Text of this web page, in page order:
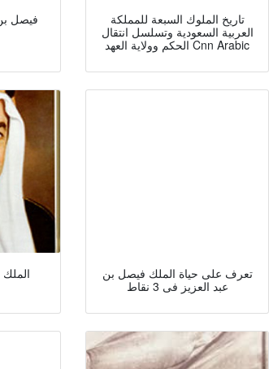
فيصل
تاريخ الملوك السبعة للمملكة
العربية السعودية وتسلسل انتقال
الحكم وولاية العهد Cnn Arabic
تعرف على حياة الملك فيصل بن
عبد العزيز فى 3 نقاط